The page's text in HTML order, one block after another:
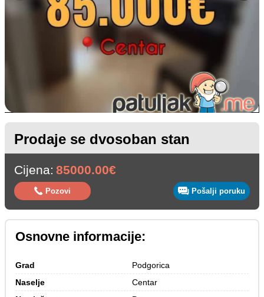
Prodaje se dvosoban stan
Cijena: 85000.00€
Pozovi Pošalji poruku
Osnovne informacije:
Grad
Podgorica
Naselje
Centar